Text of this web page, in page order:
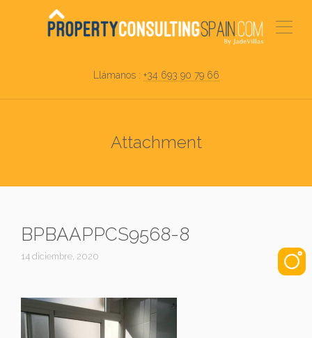
Llámanos : +34 693 90 79 66
Attachment
BPBAAPPCS9568-8
14 diciembre, 2020